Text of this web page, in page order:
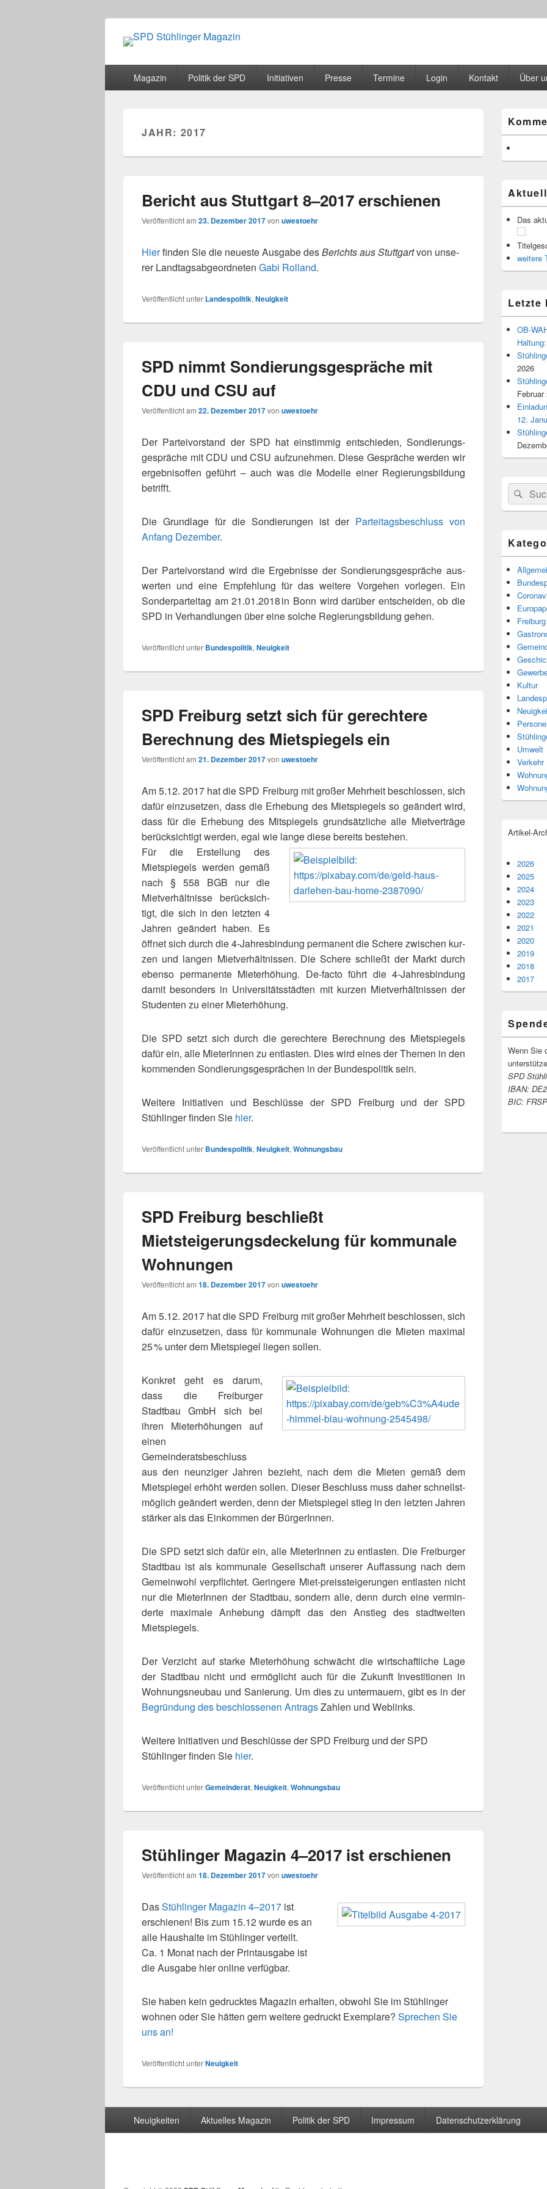
SPD Stühlinger Magazin
Magazin Politik der SPD Initiativen Presse Termine Login Kontakt Über
JAHR: 2017
Bericht aus Stuttgart 8–2017 erschienen
Veröffentlicht am 23. Dezember 2017von uwestoehr
Hierfin­den Sie die neu­este Ausgabe desBerichts aus Stuttgartvon unse­
rer Landtagsabgeordneten Gabi Rolland.
Veröffentlicht unter Landespolitik, Neuigkeit
SPD nimmt Sondierungsgespräche mit
CDU und CSU auf
Veröffentlicht am 22. Dezember 2017von uwestoehr
Der Parteivorstand der SPD hat ein­stim­mig ent­schie­den, Sondierungs-
gesprä­che mit CDU und CSU auf­zu­neh­men. Diese Gespräche wer­den wir
ergeb­nis­of­fen geführt – auch was die Modelle einer Regierungsbildung
betrifft.
Die Grundlage für die Sondierungen ist der Parteitagsbeschluss von
Anfang Dezember.
Der Parteivorstand wird die Ergebnisse der Sondierungsgespräche aus-
wer­ten und eine Empfehlung für das wei­tere Vorgehen vor­le­gen. Ein
Sonderparteitag am 21.01.2018 in Bonn wird dar­über ent­schei­den, ob die
SPD in Verhandlungen über eine sol­che Regierungsbildung gehen.
Veröffentlicht unter Bundespolitik, Neuigkeit
SPD Freiburg setzt sich für gerechtere
Berechnung des Mietspiegels ein
Veröffentlicht am 21. Dezember 2017von uwestoehr
Am 5.12. 2017 hat die SPD Freiburg mit gro­ßer Mehrheit beschlos­sen, sich
dafür ein­zu­set­zen, dass die Erhebung des Mietspiegels so geän­dert wird,
dass für die Erhebung des Mitspiegels grund­sätz­li­che alle Mietverträge
berück­sich­tigt wer­den, egal wie lange diese bereits bestehen.
Für die Erstellung des
Mietspiegels wer­den gemäß
nach § 558 BGB nur die
Mietverhältnisse berück­sich­
tigt, die sich in den letz­ten 4
Jahren geän­dert haben. Es
öff­net sich durch die 4‑Jahresbindung per­ma­nent die Schere zwi­schen kur­
zen und lan­gen Mietverhältnissen. Die Schere schließt der Markt durch
ebenso per­ma­nente Mieterhöhung. De-facto führt die 4‑Jahresbindung
damit beson­ders in Universitätsstädten mit kur­zen Mietverhältnissen der
Studenten zu einer Mieterhöhung.
Die SPD setzt sich durch die gerech­tere Berechnung des Mietspiegels
dafür ein, alle MieterInnen zu ent­las­ten. Dies wird eines der Themen in den
kom­men­den Sondierungsgesprächen in der Bundespolitik sein.
Weitere Initiativen und Beschlüsse der SPD Freiburg und der SPD
Stühlinger fin­den Sie hier.
Veröffentlicht unter Bundespolitik, Neuigkeit, Wohnungsbau
SPD Freiburg beschließt
Mietsteigerungsdeckelung für kommunale
Wohnungen
Veröffentlicht am 18. Dezember 2017von uwestoehr
Am 5.12. 2017 hat die SPD Freiburg mit gro­ßer Mehrheit beschlos­sen, sich
dafür ein­zu­set­zen, dass für kom­mu­nale Wohnungen die Mieten maxi­mal
25 % unter dem Mietspiegel lie­gen sol­len.
Konkret geht es darum,
dass die Freiburger
Stadtbau GmbH sich bei
ihren Mieterhöhungen auf
einen
Gemeinderatsbeschluss
aus den neun­zi­ger Jahren bezieht, nach dem die Mieten gemäß dem
Mietspiegel erhöht wer­den sol­len. Dieser Beschluss muss daher schnellst­
mög­lich geän­dert wer­den, denn der Mietspiegel stieg in den letz­ten Jahren
stär­ker als das Einkommen der BürgerInnen.
Die SPD setzt sich dafür ein, alle MieterInnen zu ent­las­ten. Die Freiburger
Stadtbau ist als kom­mu­nale Gesellschaft unse­rer Auffassung nach dem
Gemeinwohl ver­pflich­tet. Geringere Miet-preis­stei­ge­run­gen ent­las­ten nicht
nur die MieterInnen der Stadtbau, son­dern alle, denn durch eine ver­min­
derte maxi­male Anhebung dämpft das den Anstieg des stadt­wei­ten
Mietspiegels.
Der Verzicht auf starke Mieterhöhung schwächt die wirt­schaft­li­che Lage
der Stadtbau nicht und ermög­licht auch für die Zukunft Investitionen in
Wohnungsneubau und Sanierung. Um dies zu unter­mau­ern, gibt es in der
Begründung des beschlos­se­nen AntragsZahlen und Weblinks.
Weitere Initiativen und Beschlüsse der SPD Freiburg und der SPD
Stühlinger fin­den Sie hier.
Veröffentlicht unterGemeinderat, Neuigkeit, Wohnungsbau
Stühlinger Magazin 4–2017 ist erschienen
Veröffentlicht am 18. Dezember 2017von uwestoehr
DasStühlinger Magazin 4–2017 ist
erschie­nen! Bis zum 15.12 wurde es an
alle Haushalte im Stühlinger ver­teilt.
Ca. 1 Monat nach der Printausgabe ist
die Ausgabe hier online ver­füg­bar.
Sie haben kein gedruck­tes Magazin erhal­ten, obwohl Sie im Stühlinger
woh­nen oder Sie hät­ten gern wei­tere gedruckt Exemplare? Sprechen Sie
uns an!
Veröffentlicht unterNeuigkeit
Das
wei­tere
Letzte
OB-
2026
Februar
12.
Suchen
nach:
Freiburg
Kultur
Umwelt
Verkehr
Artikel-
2026
2025
2024
2023
2022
2021
2020
2019
2018
2017
Wenn Sie
SPD
IBAN:
BIC:
Neuigkeiten Aktuelles Magazin Politik der SPD Impressum Datenschutzerklärung